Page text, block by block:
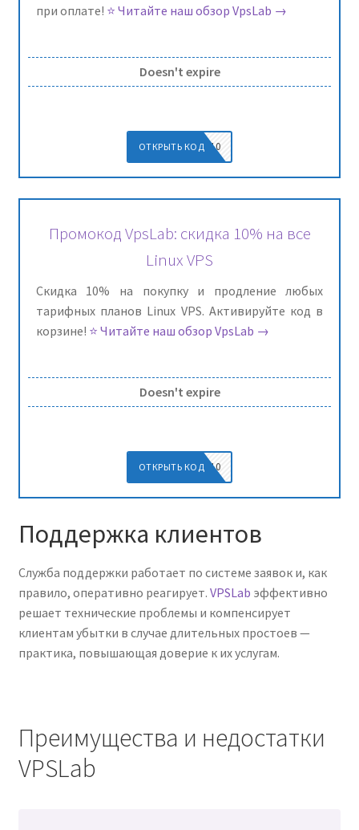
при оплате! ⭐ Читайте наш обзор VpsLab →
Doesn't expire
WINDOWS10
ОТКРЫТЬ КОД
Промокод VpsLab: скидка 10% на все
Linux VPS
Скидка 10% на покупку и продление любых
тарифных планов Linux VPS. Активируйте код в
корзине! ⭐ Читайте наш обзор VpsLab →
Doesn't expire
LINUX10
ОТКРЫТЬ КОД
Поддержка клиентов
Служба поддержки работает по системе заявок и, как
правило, оперативно реагирует. VPSLab эффективно
решает технические проблемы и компенсирует
клиентам убытки в случае длительных простоев —
практика, повышающая доверие к их услугам.
Преимущества и недостатки
VPSLab